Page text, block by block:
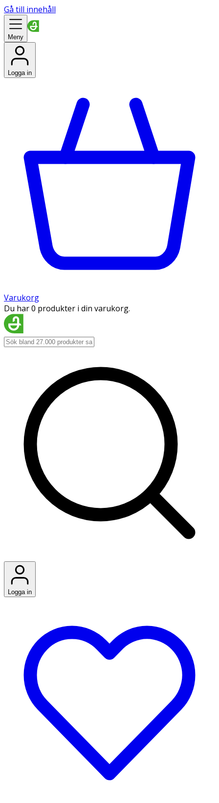
Gå till innehåll
Meny
Logga in
Varukorg
Du har 0 produkter i din varukorg.
Logga in